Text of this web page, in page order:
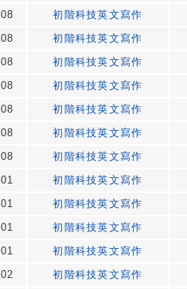
08 初階科技英文寫作
08 初階科技英文寫作
08 初階科技英文寫作
08 初階科技英文寫作
08 初階科技英文寫作
08 初階科技英文寫作
08 初階科技英文寫作
01 初階科技英文寫作
01 初階科技英文寫作
01 初階科技英文寫作
01 初階科技英文寫作
02 初階科技英文寫作